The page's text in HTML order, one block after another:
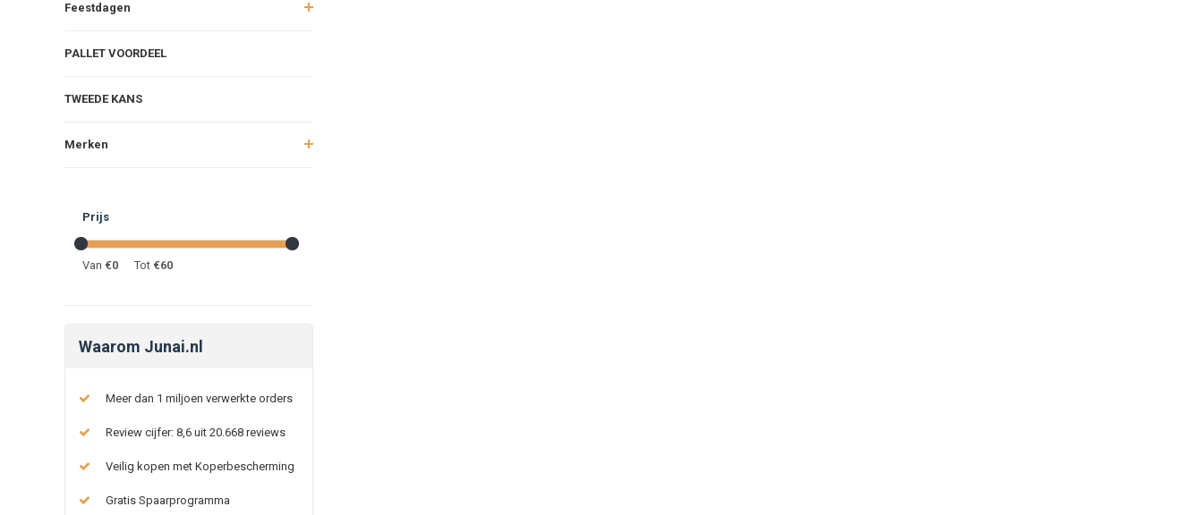
Feestdagen
PALLET VOORDEEL
TWEEDE KANS
Merken
Prijs
Van €0 Tot €60
Waarom Junai.nl
Meer dan 1 miljoen verwerkte orders
Review cijfer: 8,6 uit 20.668 reviews
Veilig kopen met Koperbescherming
Gratis Spaarprogramma